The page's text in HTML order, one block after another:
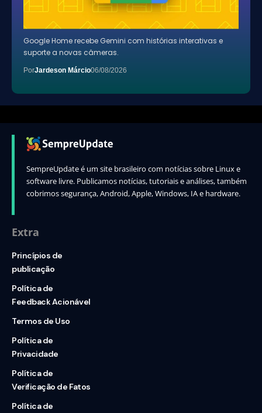
Google Home recebe Gemini com histórias interativas e
suporte a novas câmeras.
PorJardeson Márcio06/08/2026
SempreUpdate é um site brasileiro com notícias sobre Linux e
software livre. Publicamos notícias, tutoriais e análises, também
cobrimos segurança, Android, Apple, Windows, IA e hardware.
Extra
Princípios de
publicação
Política de
Feedback Acionável
Termos de Uso
Política de
Privacidade
Política de
Verificação de Fatos
Política de